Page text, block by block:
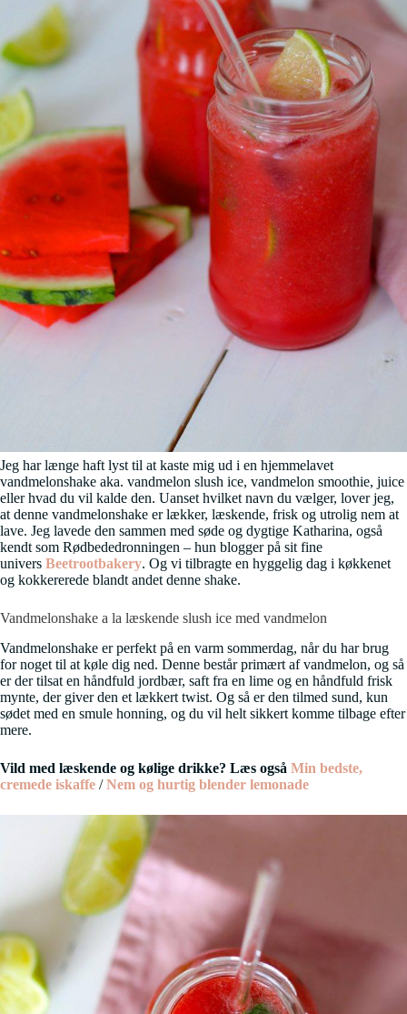
Jeg har længe haft lyst til at kaste mig ud i en hjemmelavet
vandmelonshake aka. vandmelon slush ice, vandmelon smoothie, juice
eller hvad du vil kalde den. Uanset hvilket navn du vælger, lover jeg,
at denne vandmelonshake er lækker, læskende, frisk og utrolig nem at
lave. Jeg lavede den sammen med søde og dygtige Katharina, også
kendt som Rødbededronningen – hun blogger på sit fine
univers Beetrootbakery. Og vi tilbragte en hyggelig dag i køkkenet
og kokkererede blandt andet denne shake.
Vandmelonshake a la læskende slush ice med vandmelon
Vandmelonshake er perfekt på en varm sommerdag, når du har brug
for noget til at køle dig ned. Denne består primært af vandmelon, og så
er der tilsat en håndfuld jordbær, saft fra en lime og en håndfuld frisk
mynte, der giver den et lækkert twist. Og så er den tilmed sund, kun
sødet med en smule honning, og du vil helt sikkert komme tilbage efter
mere.
Vild med læskende og kølige drikke? Læs også Min bedste,
cremede iskaffe /Nem og hurtig blender lemonade